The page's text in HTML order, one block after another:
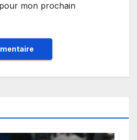
mon prochain